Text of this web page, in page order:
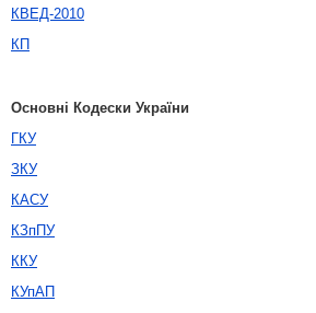
КВЕД-2010
КП
Основні Кодески України
ГКУ
ЗКУ
КАСУ
КЗпПУ
ККУ
КУпАП